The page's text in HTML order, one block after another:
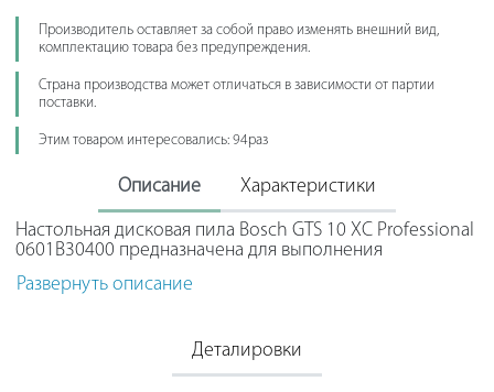
Производитель оставляет за собой право изменять внешний вид,
комплектацию товара без предупреждения.
Страна производства может отличаться в зависимости от партии
поставки.
Этим товаром интересовались: 94раз
Описание Характеристики
Настольная дисковая пила Bosch GTS 10 XC Professional
0601B30400 предназначена для выполнения
прямолинейных и поперечных распилов древесных
заготовок. При использовании определенных дисков
упорам, имеется возможность резать заготовки под
углом. Мощный двигатель оснащен современной
Развернуть описание
Деталировки